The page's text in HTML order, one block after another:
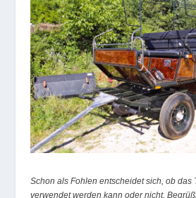
Schon als Fohlen entscheidet sich, ob das
verwendet werden kann oder nicht.
von Gerhard Ringhofer in Krumbach von
Pferdefreund fährt bei Brauchtumsumzügen
Hausruck fährt er fix für „Schwarzbräu“